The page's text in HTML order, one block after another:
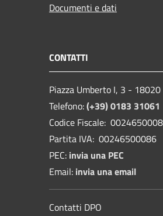
Documenti e dati
CONTATTI
Piazza Umberto I, 3 -
Telefono:(+39) 0183 31061
Codice Fiscale:
Partita IVA: 00246500086
PEC: invia una PEC
Email: invia una email
Contatti DPO